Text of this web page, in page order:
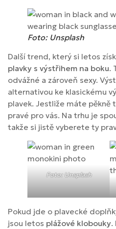
Foto: Unsplash
Další trend, který si letos
plavky s výstřihem na boku.
odvážné a zároveň sexy.
alternativou ke klasickému
plavek. Jestliže máte pěkně
pravé pro vás. Na trhu je
takže si jistě vyberete ty
Foto: Unsplash
Pokud jde o plavecké
jsou letos plážové klobouky.